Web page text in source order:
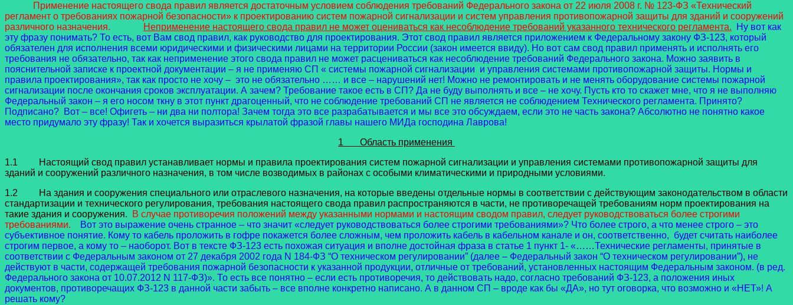
Применение настоящего свода правил является достаточным условием соблюдения требований Федерального закона от 22 июля 2008 г. № 123-ФЗ «Технический
регламент о требованиях пожарной безопасности» к проектированию систем пожарной сигнализации и систем управления противопожарной защиты для зданий и сооружений
различного назначения.
Неприменение настоящего свода правил не может оцениваться как несоблюдение требований указанного технического регламента.
Ну вот как
эту фразу понимать? То есть, вот Вам свод правил, как руководство для проектирования. Этот свод правил является приложением к Федеральному закону ФЗ-123, который
обязателен для исполнения всеми юридическими и физическими лицами на территории России (закон имеется ввиду). Но вот сам свод правил применять и исполнять его
требования не обязательно, так как неприменение этого свода правил не может расцениваться как несоблюдение требований Федерального закона. Можно заявить в
пояснительной записке к проектной документации – я не применяю СП « системы пожарной сигнализации и управления системами противопожарной защиты. Нормы и
правила проектирования», так как просто не хочу – это не обязательно …… и все – нарушений нет! Можно не ремонтировать и не менять оборудование системы пожарной
сигнализации после окончания сроков эксплуатации. А зачем? Требование такое есть в СП? Да не буду выполнять и все – не хочу. Пусть кто то скажет мне, что я не выполняю
Федеральный закон – я его носом ткну в этот пункт драгоценный, что не соблюдение требований СП не является не соблюдением Технического регламента. Принято?
Подписано? Вот – все! Офигеть – ни два ни полтора! Зачем тогда это все разрабатывается и мы все это обсуждаем, если это не часть закона? Абсолютно не понятно какое
место придумало эту фразу! Так и хочется выразиться крылатой фразой главы нашего МИДа господина Лаврова!
1 Область применения
1.1 Настоящий свод правил устанавливает нормы и правила проектирования систем пожарной сигнализации и управления системами противопожарной защиты для
зданий и сооружений различного назначения, в том числе возводимых в районах с особыми климатическими и природными условиями.
1.2 На здания и сооружения специального или отраслевого назначения, на которые введены отдельные нормы в соответствии с действующим законодательством в области
стандартизации и технического регулирования, требования настоящего свода правил распространяются в части, не противоречащей требованиям норм проектирования на
такие здания и сооружения.
В случае противоречия положений между указанными нормами и настоящим сводом правил, следует руководствоваться более строгими
требованиями.
Вот это выражение очень странное – что значит «следует руководствоваться более строгими требованиями»? Что более строго, а что менее строго – это
субъективное понятие. Кому то кабель проложить в гофре покажется более сложным, чем проложить кабель в кабельном канале и он, соответственно, будет считать наиболее
строгим первое, а кому то – наоборот. Вот в тексте ФЗ-123 есть похожая ситуация и вполне достойная фраза в статье 1 пункт 1- «……Технические регламенты, принятые в
соответствии с Федеральным законом от 27 декабря 2002 года N 184-ФЗ “О техническом регулировании” (далее – Федеральный закон “О техническом регулировании”), не
действуют в части, содержащей требования пожарной безопасности к указанной продукции, отличные от требований, установленных настоящим Федеральным законом. (в ред.
Федерального закона от 10.07.2012 N 117-ФЗ)». То есть все понятно – если есть противоречия, то действовать надо, согласно требований ФЗ-123, а положения иных
документов, противоречащих ФЗ-123 в данной части забыть – все вполне конкретно написано. А в данном СП – вроде как бы «ДА», но тут оговорка, что возможно и «НЕТ»! А
решать кому?